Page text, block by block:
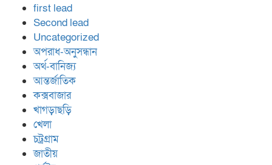
first lead
Second lead
Uncategorized
অপরাধ-অনুসন্ধান
অর্থ-বানিজ্য
আন্তর্জাতিক
কক্সবাজার
খাগড়াছড়ি
খেলা
চট্রগ্রাম
জাতীয়